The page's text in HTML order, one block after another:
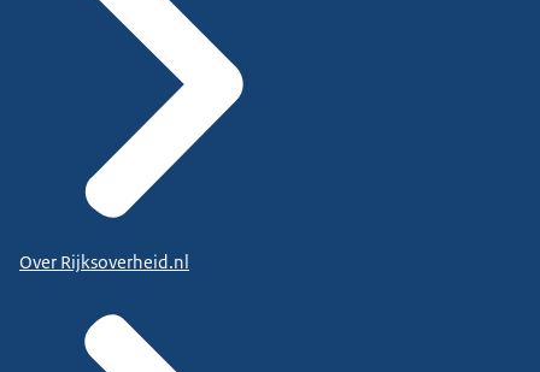
Over Rijksoverheid.nl